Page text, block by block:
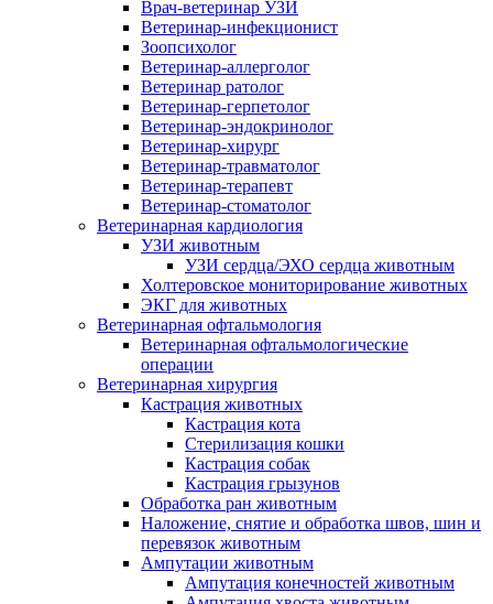
Врач-ветеринар УЗИ
Ветеринар-инфекционист
Зоопсихолог
Ветеринар-аллерголог
Ветеринар ратолог
Ветеринар-герпетолог
Ветеринар-эндокринолог
Ветеринар-хирург
Ветеринар-травматолог
Ветеринар-терапевт
Ветеринар-стоматолог
Ветеринарная кардиология
УЗИ животным
УЗИ сердца/ЭХО сердца животным
Холтеровское мониторирование животных
ЭКГ для животных
Ветеринарная офтальмология
Ветеринарная офтальмологические
операции
Ветеринарная хирургия
Кастрация животных
Кастрация кота
Стерилизация кошки
Кастрация собак
Кастрация грызунов
Обработка ран животным
Наложение, снятие и обработка швов, шин и
перевязок животным
Ампутации животным
Ампутация конечностей животным